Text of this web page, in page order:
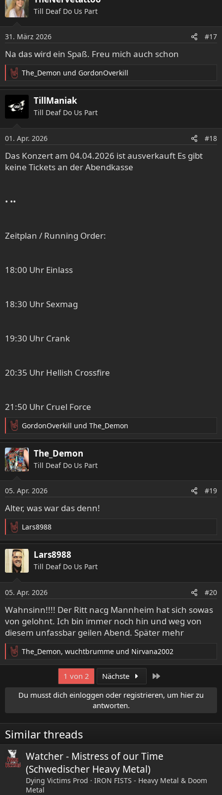
k
t
o
n
e
n
Till Deaf Do Us Part
31. März 2026 #17
Na das wird ein Spaß. Freu mich auch schon
R
e
a
k
n
e
n
:
The_Demon und GordonOverkill
TillManiak
Till Deaf Do Us Part
01. Apr. 2026 #18
Das Konzert am 04.04.2026 ist ausverkauft Es gibt
keine Tickets an der Abendkasse
• ••
Zeitplan / Running Order:
18:00 Uhr Einlass
18:30 Uhr Sexmag
19:30 Uhr Crank
20:35 Uhr Hellish Crossfire
21:50 Uhr Cruel Force
R
e
a
k
t
o
n
e
n
GordonOverkill und The_Demon
The_Demon
Till Deaf Do Us Part
05. Apr. 2026 #19
Alter, was war das denn!
R
e
a
k
n
e
n
:
Lars8988
Lars8988
Till Deaf Do Us Part
05. Apr. 2026 #20
Wahnsinn!!!! Der Ritt nacg Mannheim hat sich sowas
von gelohnt. Ich bin immer noch hin und weg von
diesem unfassbar geilen Abend. Später mehr
R
e
o
n
e
n
:
The_Demon, wuchtbrumme und Nirvana2002
1 von 2 Nächste
Du musst dich einloggen oder registrieren, um hier zu
antworten.
Similar threads
Watcher - Mistress of our Time
(Schwedischer Heavy Metal)
Dying Victims Prod
IRON FISTS - Heavy Metal & Doom
Metal